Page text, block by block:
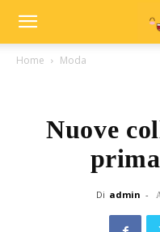
Home Moda
Nuove
Di admin -